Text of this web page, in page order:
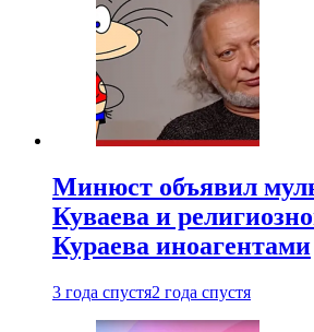
Минюст объявил
Куваева и
Кураева иноагентами
3 года спустя2 года спустя